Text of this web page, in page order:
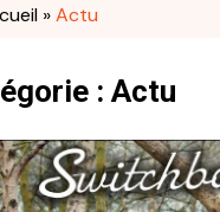
»Actu
: Actu